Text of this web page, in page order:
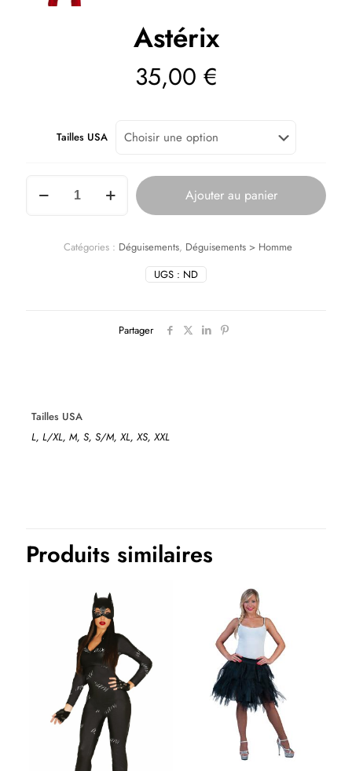
Astérix
35,00 €
Tailles USA
Ajouter au panier
UGS : ND
Catégories : Déguisements, Déguisements > Homme
Partager
Tailles USA
L, L/XL, M, S, S/M, XL, XS, XXL
Produits similaires